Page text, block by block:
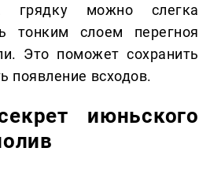
грядку можно слегка
тонким слоем перегноя
Это поможет сохранить
появление всходов.
июньского